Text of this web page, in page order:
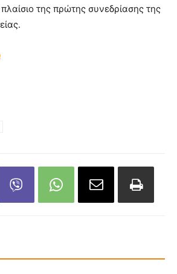
της πρώτης συνεδρίασης της